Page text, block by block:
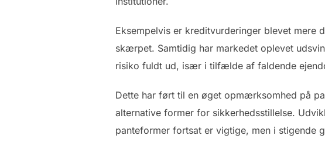
Eksempelvis er kreditvurderinger blevet
skærpet. Samtidig har markedet oplevet
risiko fuldt ud, især i tilfælde af faldende
Dette har ført til en øget opmærksomhed på
alternative former for sikkerhedsstillelse.
panteformer fortsat er vigtige, men i stigende